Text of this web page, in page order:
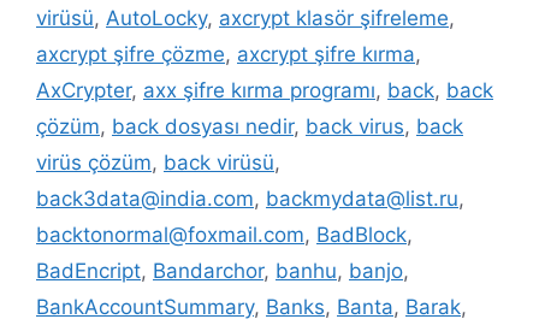
virüsü, AutoLocky, axcrypt klasör şifreleme,
axcrypt şifre çözme, axcrypt şifre kırma,
AxCrypter, axx şifre kırma programı, back, back
çözüm, back dosyası nedir, back virus, back
virüs çözüm, back virüsü,
back3data@india.com, backmydata@list.ru,
backtonormal@foxmail.com, BadBlock,
BadEncript, Bandarchor, banhu, banjo,
BankAccountSummary, Banks, Banta, Barak,